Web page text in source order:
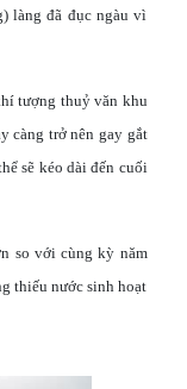
làng đã đục ngàu vì
tượng thuỷ văn khu
càng trở nên gay gắt
sẽ kéo dài đến cuối
so với cùng kỳ năm
thiếu nước sinh hoạt